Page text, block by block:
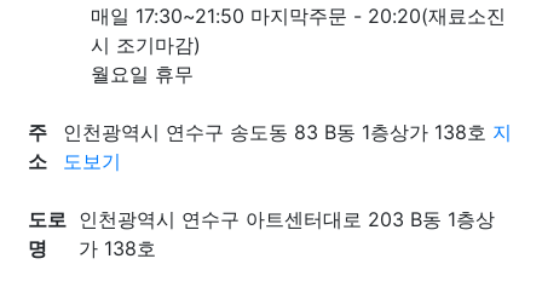
매일 17:30~21:50 마지막주문 - 20:20(재료소진
시 조기마감)
월요일 휴무
주
소
인천광역시 연수구 송도동 83 B동 1층상가 138호 지
도보기
도로
명
인천광역시 연수구 아트센터대로 203 B동 1층상
가 138호